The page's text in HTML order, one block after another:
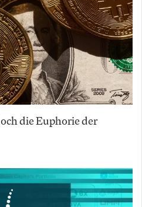
die Euphorie der